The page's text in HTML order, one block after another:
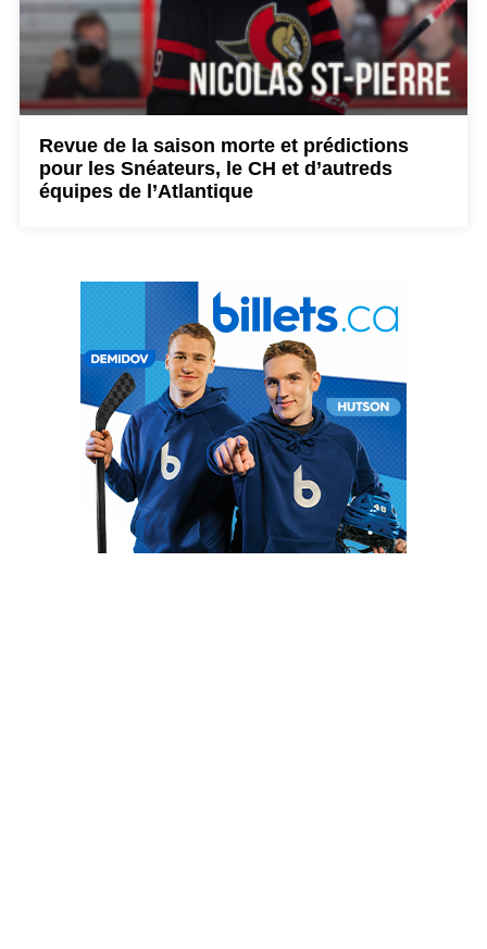
Revue de la saison morte et prédictions
pour les Snéateurs, le CH et d’autreds
équipes de l’Atlantique